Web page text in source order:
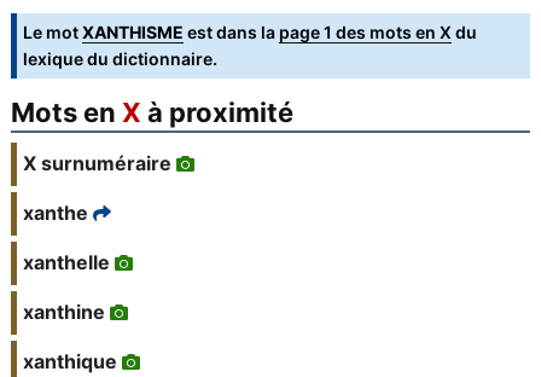
Le motXANTHISME est dans la page 1 des mots en X du
lexique du dictionnaire.
Mots en X à proximité
X surnuméraire
xanthe
xanthelle
xanthine
xanthique